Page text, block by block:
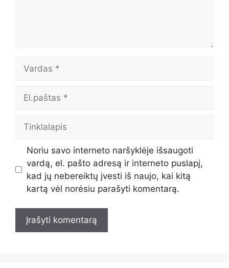
Noriu savo interneto naršyklėje išsaugoti
vardą, el. pašto adresą ir interneto puslapį,
kad jų nebereiktų įvesti iš naujo, kai kitą
kartą vėl norėsiu parašyti komentarą.